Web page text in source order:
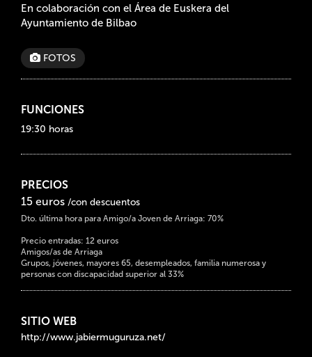
En colaboración con el Área de Euskera del
Ayuntamiento de Bilbao
FOTOS
FUNCIONES
19:30 horas
PRECIOS
15 euros /con descuentos
Dto. última hora para Amigo/a Joven de Arriaga: 70%
Precio entradas: 12 euros
Amigos/as de Arriaga
Grupos, jóvenes, mayores 65, desempleados, familia numerosa y
personas con discapacidad superior al 33%
SITIO WEB
http://www.jabiermuguruza.net/